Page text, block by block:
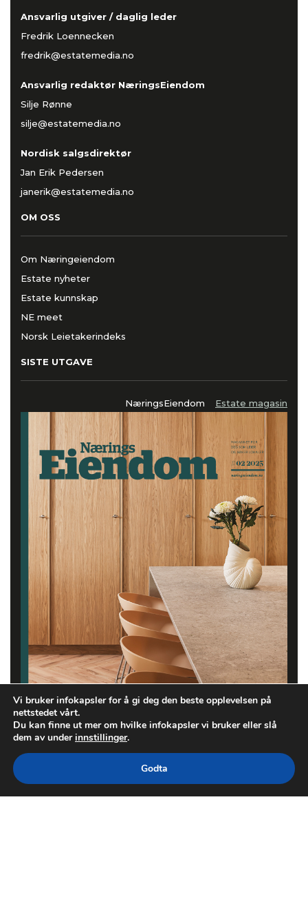
Ansvarlig utgiver / daglig leder
Fredrik Loennecken
fredrik@estatemedia.no
Ansvarlig redaktør NæringsEiendom
Silje Rønne
silje@estatemedia.no
Nordisk salgsdirektør
Jan Erik Pedersen
janerik@estatemedia.no
OM OSS
Om Næringeiendom
Estate nyheter
Estate kunnskap
NE meet
Norsk Leietakerindeks
SISTE UTGAVE
NæringsEiendom Estate magasin
Vi bruker infokapsler for å gi deg den beste opplevelsen på
nettstedet vårt.
Du kan finne ut mer om hvilke infokapsler vi bruker eller slå
dem av underinnstillinger.
Godta